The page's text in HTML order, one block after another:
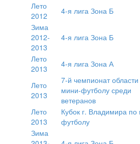
Лето
2012
4-я лига Зона Б
Зима
2012-
2013
4-я лига Зона Б
Лето
2013
4-я лига Зона А
Лето
2013
7-й чемпионат
мини-футболу среди
ветеранов
Лето
2013
Кубок г. Владимира по
футболу
Зима